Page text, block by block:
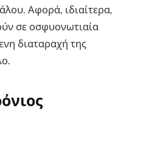
Αφορά, ιδιαίτερα,
σε οσφυονωτιαία
διαταραχή της